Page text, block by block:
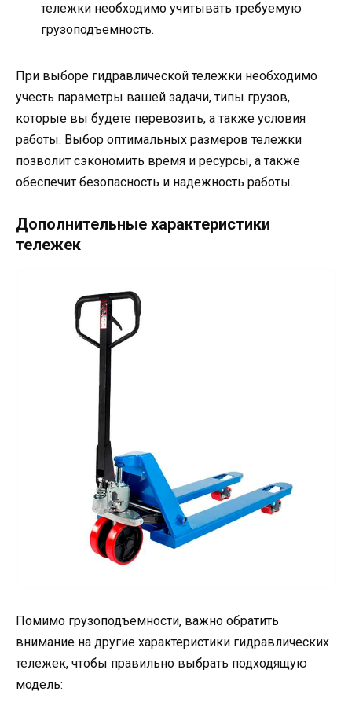
тележки необходимо учитывать требуемую
грузоподъемность.
При выборе гидравлической тележки необходимо
учесть параметры вашей задачи, типы грузов,
которые вы будете перевозить, а также условия
работы. Выбор оптимальных размеров тележки
позволит сэкономить время и ресурсы, а также
обеспечит безопасность и надежность работы.
Дополнительные характеристики
тележек
Помимо грузоподъемности, важно обратить
внимание на другие характеристики гидравлических
тележек, чтобы правильно выбрать подходящую
модель: